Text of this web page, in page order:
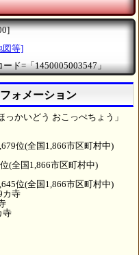
図等]
ード=「1450005003547」
ォメーション
っかいどう おこっぺちょう」
位(全国1,866市区町村中)
(全国1,866市区町村中)
位(全国1,866市区町村中)
カ寺
寺